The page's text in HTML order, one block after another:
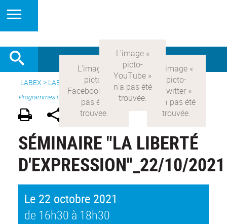
LABEX > LABEX COMOD> Version française > Recherche >
Programmes blanc
SÉMINAIRE "LA LIBERTÉ
D'EXPRESSION"_22/10/2021
Le 22 octobre 2021
de 16h30 à 18h30